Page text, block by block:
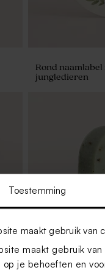
Toestemming
maakt gebruik van
maakt gebruik
op je behoeften en
Rond
jungledieren